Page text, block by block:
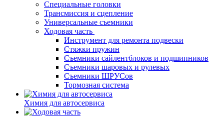
Специальные головки
Трансмиссия и сцепление
Универсальные съемники
Ходовая часть
Инструмент для ремонта подвески
Стяжки пружин
Съемники сайлентблоков и подшипников
Съемники шаровых и рулевых
Съемники ШРУСов
Тормозная система
Химия для автосервиса